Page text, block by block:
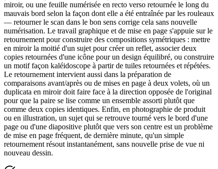
miroir, ou une feuille numérisée en recto verso retournée le long du
mauvais bord selon la façon dont elle a été entraînée par les rouleaux
— retourner le scan dans le bon sens corrige cela sans nouvelle
numérisation. Le travail graphique et de mise en page s'appuie sur le
retournement pour construire des compositions symétriques : mettre
en miroir la moitié d'un sujet pour créer un reflet, associer deux
copies retournées d'une icône pour un design équilibré, ou construire
un motif façon kaléidoscope à partir de tuiles retournées et répétées.
Le retournement intervient aussi dans la préparation de
comparaisons avant/après ou de mises en page à deux volets, où un
duplicata en miroir doit faire face à la direction opposée de l'original
pour que la paire se lise comme un ensemble assorti plutôt que
comme deux copies identiques. Enfin, en photographie de produit
ou en illustration, un sujet qui se retrouve tourné vers le bord d'une
page ou d'une diapositive plutôt que vers son centre est un problème
de mise en page fréquent, de dernière minute, qu'un simple
retournement résout instantanément, sans nouvelle prise de vue ni
nouveau dessin.